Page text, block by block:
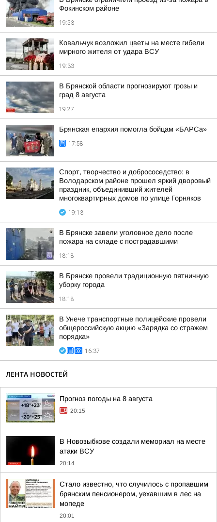
Фокинском районе
19:53
Ковальчук возложил цветы на месте гибели
мирного жителя от удара ВСУ
19:33
В Брянской области прогнозируют грозы и
град 8 августа
19:27
Брянская епархия помогла бойцам «БАРСа»
17:58
Спорт, творчество и добрососедство: в
Володарском районе прошел яркий дворовый
праздник, объединивший жителей
многоквартирных домов по улице Горняков
19:13
В Брянске завели уголовное дело после
пожара на складе с пострадавшими
18:18
В Брянске провели традиционную пятничную
уборку города
18:18
В Унече транспортные полицейские провели
общероссийскую акцию «Зарядка со стражем
порядка»
16:37
ЛЕНТА НОВОСТЕЙ
Прогноз погоды на 8 августа
20:15
В Новозыбкове создали мемориал на месте
атаки ВСУ
20:14
Стало известно, что случилось с пропавшим
брянским пенсионером, уехавшим в лес на
мопеде
20:01